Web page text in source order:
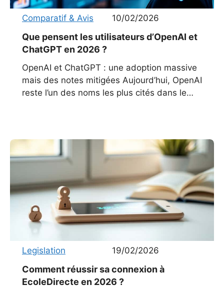
Comparatif & Avis 10/02/2026
Que pensent les utilisateurs d’OpenAI et
ChatGPT en 2026 ?
OpenAI et ChatGPT : une adoption massive
mais des notes mitigées Aujourd’hui, OpenAI
reste l’un des noms les plus cités dans le
Legislation 19/02/2026
Comment réussir sa connexion à
EcoleDirecte en 2026 ?